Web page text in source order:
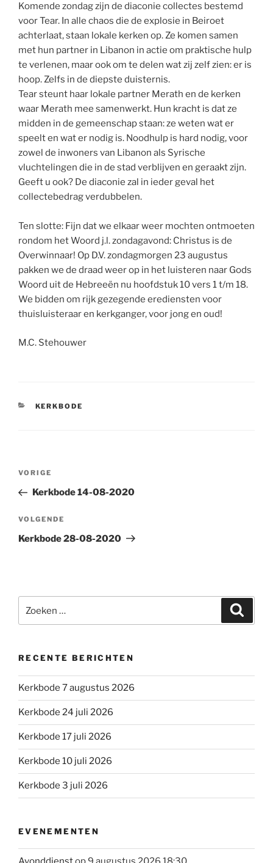
Komende zondag zijn de diaconie collectes bestemd
voor Tear. In alle chaos die de explosie in Beiroet
achterlaat, staan lokale kerken op. Ze komen samen
met hun partner in Libanon in actie om praktische hulp
te verlenen, maar ook om te delen wat zij zelf zien: er is
hoop. Zelfs in de diepste duisternis.
Tear steunt haar lokale partner Merath en de kerken
waar Merath mee samenwerkt. Hun kracht is dat ze
midden in de gemeenschap staan: ze weten wat er
speelt en wat er nodig is. Noodhulp is hard nodig, voor
zowel de inwoners van Libanon als Syrische
vluchtelingen die in de stad verblijven en geraakt zijn.
Geeft u ook? De diaconie zal in ieder geval het
collectebedrag verdubbelen.
Ten slotte: Fijn dat we elkaar weer mochten ontmoeten
rondom het Woord j.l. zondagavond: Christus is de
Overwinnaar! Op D.V. zondagmorgen 23 augustus
pakken we de draad weer op in het luisteren naar Gods
Woord uit de Hebreeën nu hoofdstuk 10 vers 1 t/m 18.
We bidden om rijk gezegende erediensten voor
thuisluisteraar en kerkganger, voor jong en oud!
M.C. Stehouwer
CATEGORIEËN
KERKBODE
Bericht
Vorig
bericht
VORIGE
Kerkbode 14-08-2020
Volgend
bericht
VOLGENDE
Kerkbode 28-08-2020
naar:
RECENTE BERICHTEN
Kerkbode 7 augustus 2026
Kerkbode 24 juli 2026
Kerkbode 17 juli 2026
Kerkbode 10 juli 2026
Kerkbode 3 juli 2026
EVENEMENTEN